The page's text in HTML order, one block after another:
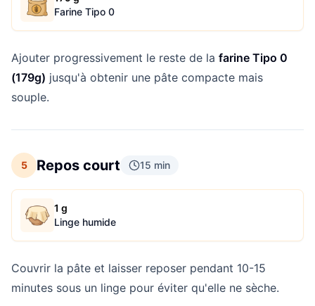
Farine Tipo 0
Ajouter progressivement le reste de la farine Tipo 0
(179g) jusqu'à obtenir une pâte compacte mais
souple.
5 Repos court 15 min
1 g
Linge humide
Couvrir la pâte et laisser reposer pendant 10-15
minutes sous un linge pour éviter qu'elle ne sèche.